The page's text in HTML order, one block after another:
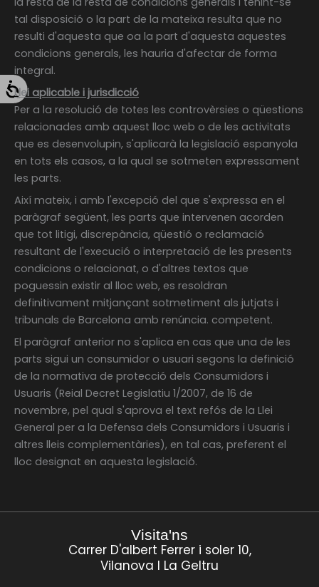
tal disposició o la part de la mateixa resulta que no
resulti d'aquesta que oa la part d'aquesta aquestes
condicions generals, les hauria d'afectar de forma
integral.
Llei aplicable i jurisdicció
Per a la resolució de totes les controvèrsies o qüestions
relacionades amb aquest lloc web o de les activitats
que es desenvolupin, s'aplicarà la legislació espanyola
en tots els casos, a la qual se sotmeten expressament
les parts.
Així mateix, i amb l'excepció del que s'expressa en el
paràgraf següent, les parts que intervenen acorden
que tot litigi, discrepància, qüestió o reclamació
resultant de l'execució o interpretació de les presents
condicions o relacionat, o d'altres textos que
poguessin existir al lloc web, es resoldran
definitivament mitjançant sotmetiment als jutjats i
tribunals de Barcelona amb renúncia. competent.
El paràgraf anterior no s'aplica en cas que una de les
parts sigui un consumidor o usuari segons la definició
de la normativa de protecció dels Consumidors i
Usuaris (Reial Decret Legislatiu 1/2007, de 16 de
novembre, pel qual s'aprova el text refós de la Llei
General per a la Defensa dels Consumidors i Usuaris i
altres lleis complementàries), en tal cas, preferent el
lloc designat en aquesta legislació.
Visita'ns
Carrer D'albert Ferrer i soler 10,
Vilanova I La Geltru